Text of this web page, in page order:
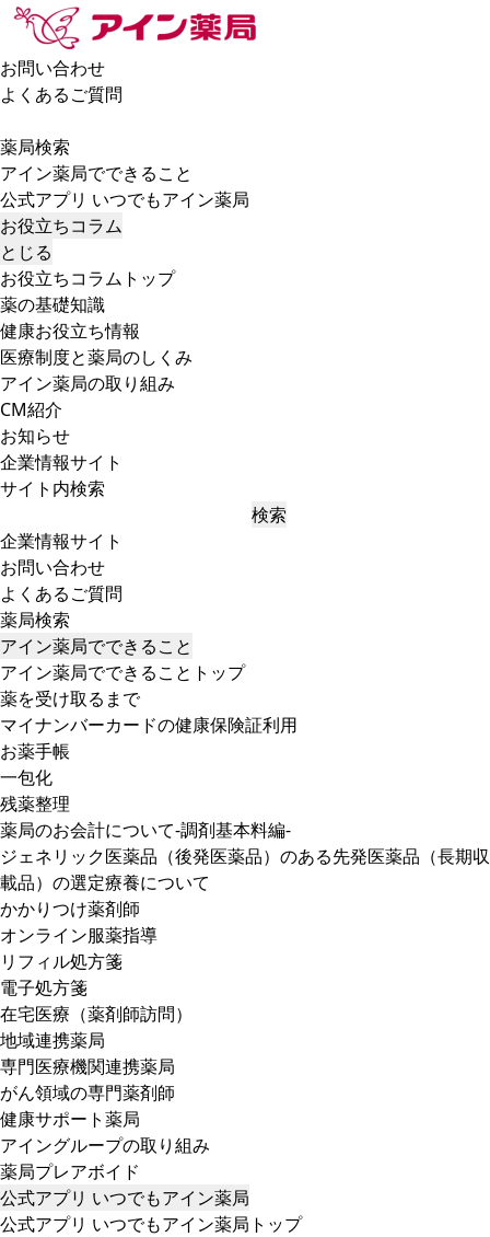
お問い合わせ
よくあるご質問
薬局検索
アイン薬局でできること
公式アプリ いつでもアイン薬局
お役立ちコラム
とじる
お役立ちコラムトップ
薬の基礎知識
健康お役立ち情報
医療制度と薬局のしくみ
アイン薬局の取り組み
CM紹介
お知らせ
企業情報サイト
サイト内検索
検索
企業情報サイト
お問い合わせ
よくあるご質問
薬局検索
アイン薬局でできること
アイン薬局でできることトップ
薬を受け取るまで
マイナンバーカードの健康保険証利用
お薬手帳
一包化
残薬整理
薬局のお会計について-調剤基本料編-
ジェネリック医薬品（後発医薬品）のある先発医薬品（長期収
載品）の選定療養について
かかりつけ薬剤師
オンライン服薬指導
リフィル処方箋
電子処方箋
在宅医療（薬剤師訪問）
地域連携薬局
専門医療機関連携薬局
がん領域の専門薬剤師
健康サポート薬局
アイングループの取り組み
薬局プレアボイド
公式アプリ いつでもアイン薬局
公式アプリ いつでもアイン薬局トップ